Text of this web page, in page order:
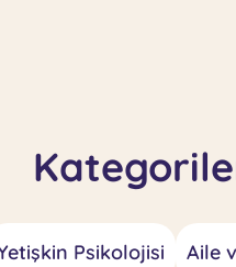
Psikolojisi Aile